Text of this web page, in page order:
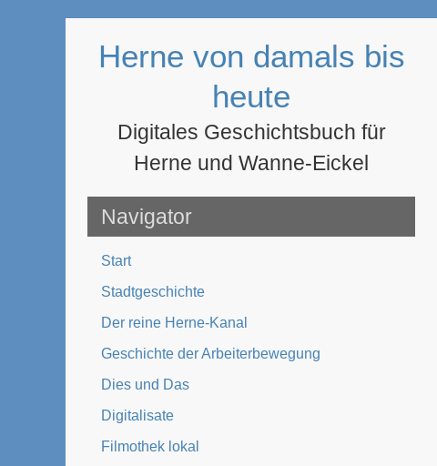
Herne von damals bis
heute
Digitales Geschichtsbuch für
Herne und Wanne-Eickel
Navigator
Start
Stadtgeschichte
Der reine Herne-Kanal
Geschichte der Arbeiterbewegung
Dies und Das
Digitalisate
Filmothek lokal